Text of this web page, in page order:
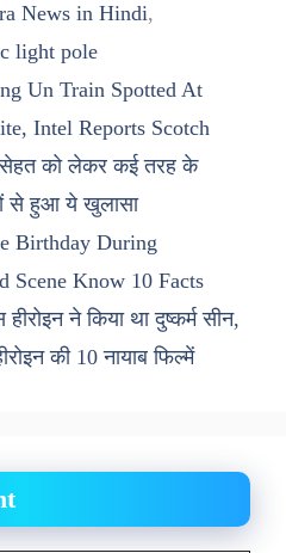
News in Hindi,
light pole
Un Train Spotted At
Intel Reports Scotch
सेहत को लेकर कई तरह के
से हुआ ये खुलासा
Birthday During
Scene Know 10 Facts
ने किया था दुष्कर्म सीन,
की 10 नायाब फिल्में